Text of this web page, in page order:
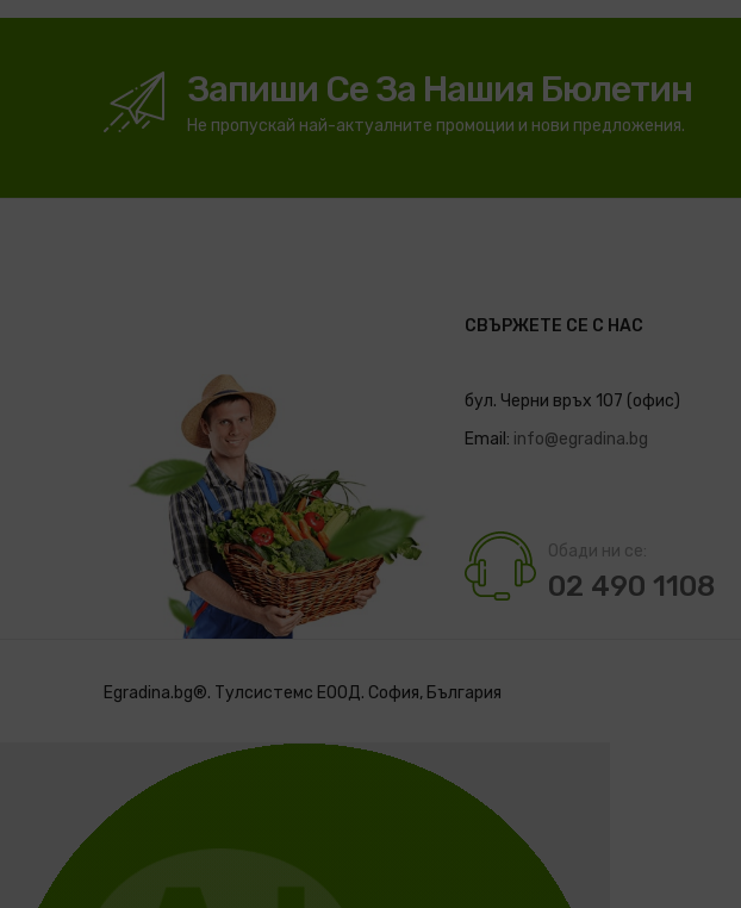
Запиши Се За Нашия Бюлетин
Не пропускай най-актуалните промоции и нови предложения.
СВЪРЖЕТЕ СЕ С НАС
бул. Черни връх 107 (офис)
Email: info@egradina.bg
Обади ни се:
02 490 1108
Egradina.bg®. Тулсистемс ЕООД. София, България